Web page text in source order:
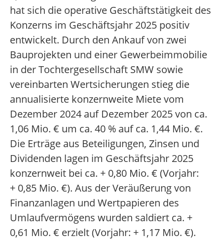
hat sich die operative Geschäftstätigkeit des
Konzerns im Geschäftsjahr 2025 positiv
entwickelt. Durch den Ankauf von zwei
Bauprojekten und einer Gewerbeimmobilie
in der Tochtergesellschaft SMW sowie
vereinbarten Wertsicherungen stieg die
annualisierte konzernweite Miete vom
Dezember 2024 auf Dezember 2025 von ca.
1,06 Mio. € um ca. 40 % auf ca. 1,44 Mio. €.
Die Erträge aus Beteiligungen, Zinsen und
Dividenden lagen im Geschäftsjahr 2025
konzernweit bei ca. + 0,80 Mio. € (Vorjahr:
+ 0,85 Mio. €). Aus der Veräußerung von
Finanzanlagen und Wertpapieren des
Umlaufvermögens wurden saldiert ca. +
0,61 Mio. € erzielt (Vorjahr: + 1,17 Mio. €).